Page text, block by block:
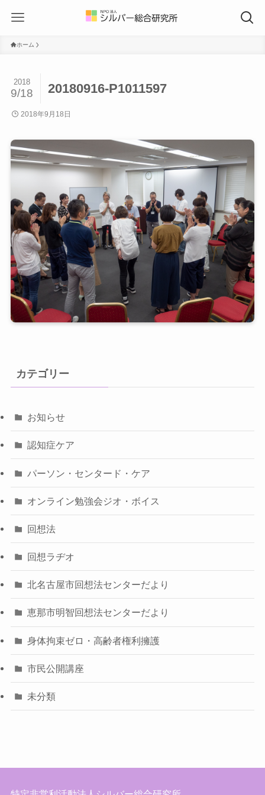
ホーム
20180916-P1011597
2018
9/18
2018年9月18日
カテゴリー
お知らせ
認知症ケア
パーソン・センタード・ケア
オンライン勉強会ジオ・ボイス
回想法
回想ラヂオ
北名古屋市回想法センターだより
恵那市明智回想法センターだより
身体拘束ゼロ・高齢者権利擁護
市民公開講座
未分類